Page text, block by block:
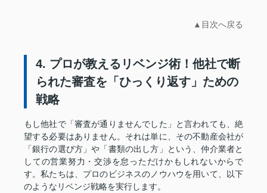
▲目次へ戻る
4. プロが教えるリベンジ術！他社で断
られた審査を「ひっくり返す」ための
戦略
もし他社で「審査が通りませんでした」と言われても、絶
望する必要はありません。それは単に、その不動産会社が
「銀行の選び方」や「書類の出し方」という、仲介業者と
しての営業努力・交渉を怠っただけかもしれないからで
す。私たちは、プロのビジネスのノウハウを用いて、以下
のようなリベンジ戦略を実行します。